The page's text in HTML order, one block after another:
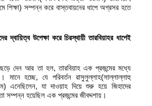
শিক্ষা) সম্পন্ন করে বাস্তবায়নের ধাপে অগ্রসর হতে
দ্বায়িত্ব উপেক্ষা করে চিরস্থায়ীতারবিয়াহর ধাপেই
দেন আর তা হল, তারবিয়াহ এক প্রজন্মের মধ্যে
মানে হচ্ছে, যে পরিবর্তন রাসুলুল্লাহ(সাল্লাল্লাহু
এনেছিলেন, যা দাওয়াহ দিয়ে শুরু হয়ে জিহাদের
সম্পন্ন হয়েছিল এক প্রজন্মের জীবদ্দশায়।